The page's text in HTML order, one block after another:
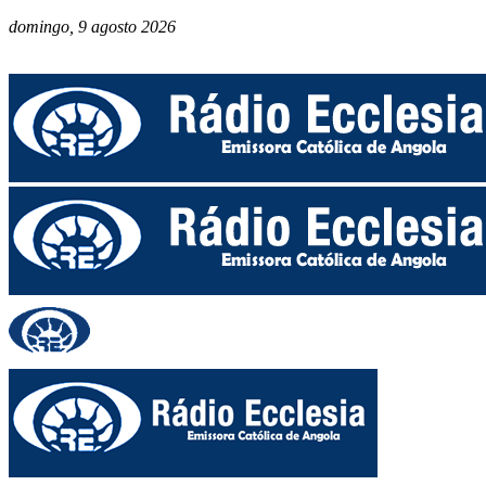
domingo, 9 agosto 2026